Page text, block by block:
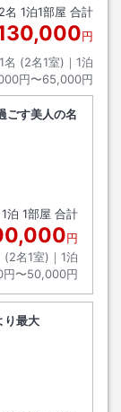
2名 1泊1部屋 合計
円
名 (2名1室)｜ 1泊
円〜65,000円
ごす美人の名
1泊 1部屋 合計
円
(2名1室)｜ 1泊
円〜50,000円
り最大